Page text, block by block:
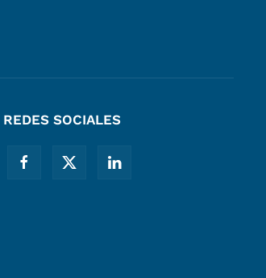
REDES SOCIALES